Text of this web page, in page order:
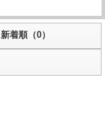
新着順（0）